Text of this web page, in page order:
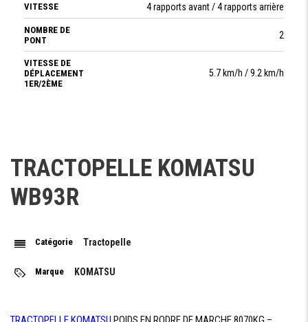
VITESSE 4 rapports avant / 4 rapports arrière
NOMBRE DE
PONT
2
VITESSE DE
DÉPLACEMENT
1ER/2ÈME
5.7 km/h / 9.2 km/h
ESSIEUX
ESSIEUX ARRIÉRE
ÉLECTROHYDRAULIQUE
TRACTOPELLE KOMATSU
WB93R
Catégorie Tractopelle
Marque KOMATSU